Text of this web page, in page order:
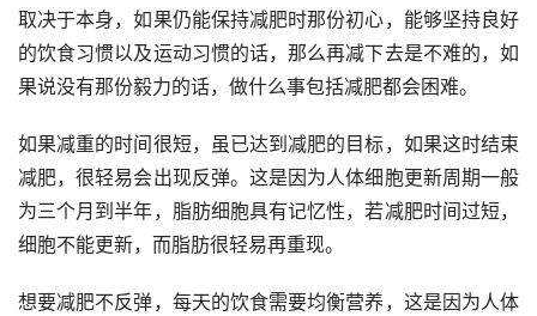
取决于本身，如果仍能保持减肥时那份初心，能够坚持良好
的饮食习惯以及运动习惯的话，那么再减下去是不难的，如
果说没有那份毅力的话，做什么事包括减肥都会困难。
如果减重的时间很短，虽已达到减肥的目标，如果这时结束
减肥，很轻易会出现反弹。这是因为人体细胞更新周期一般
为三个月到半年，脂肪细胞具有记忆性，若减肥时间过短，
细胞不能更新，而脂肪很轻易再重现。
想要减肥不反弹，每天的饮食需要均衡营养，这是因为人体